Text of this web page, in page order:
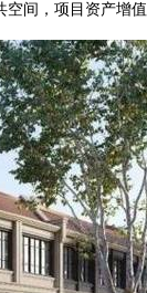
空间，项目资产增值